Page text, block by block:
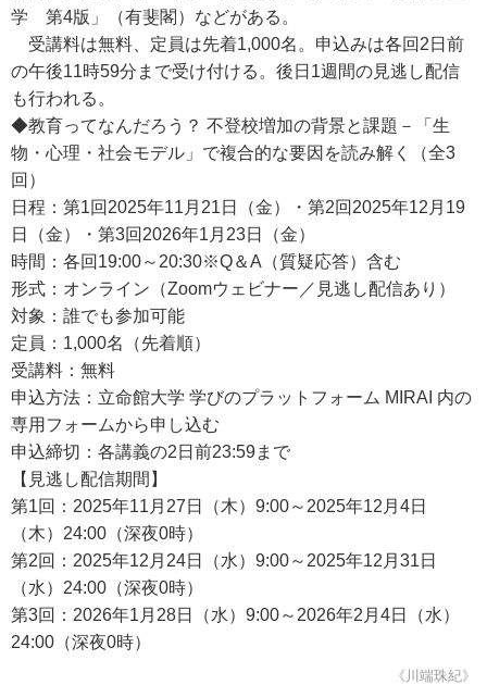
学 第4版」（有斐閣）などがある。
受講料は無料、定員は先着1,000名。申込みは各回2日前
の午後11時59分まで受け付ける。後日1週間の見逃し配信
も行われる。
◆教育ってなんだろう？ 不登校増加の背景と課題－「生
物・心理・社会モデル」で複合的な要因を読み解く（全3
回）
日程：第1回2025年11月21日（金）・第2回2025年12月19
日（金）・第3回2026年1月23日（金）
時間：各回19:00～20:30※Q＆A（質疑応答）含む
形式：オンライン（Zoomウェビナー／見逃し配信あり）
対象：誰でも参加可能
定員：1,000名（先着順）
受講料：無料
申込方法：立命館大学 学びのプラットフォーム MIRAI 内の
専用フォームから申し込む
申込締切：各講義の2日前23:59まで
【見逃し配信期間】
第1回：2025年11月27日（木）9:00～2025年12月4日
（木）24:00（深夜0時）
第2回：2025年12月24日（水）9:00～2025年12月31日
（水）24:00（深夜0時）
第3回：2026年1月28日（水）9:00～2026年2月4日（水）
24:00（深夜0時）
《川端珠紀》